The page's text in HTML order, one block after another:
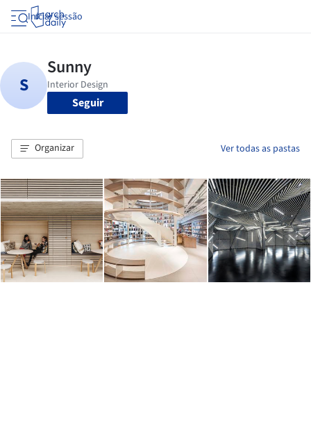
Iniciar sessão
Seguir
Organizar Ver todas as pastas